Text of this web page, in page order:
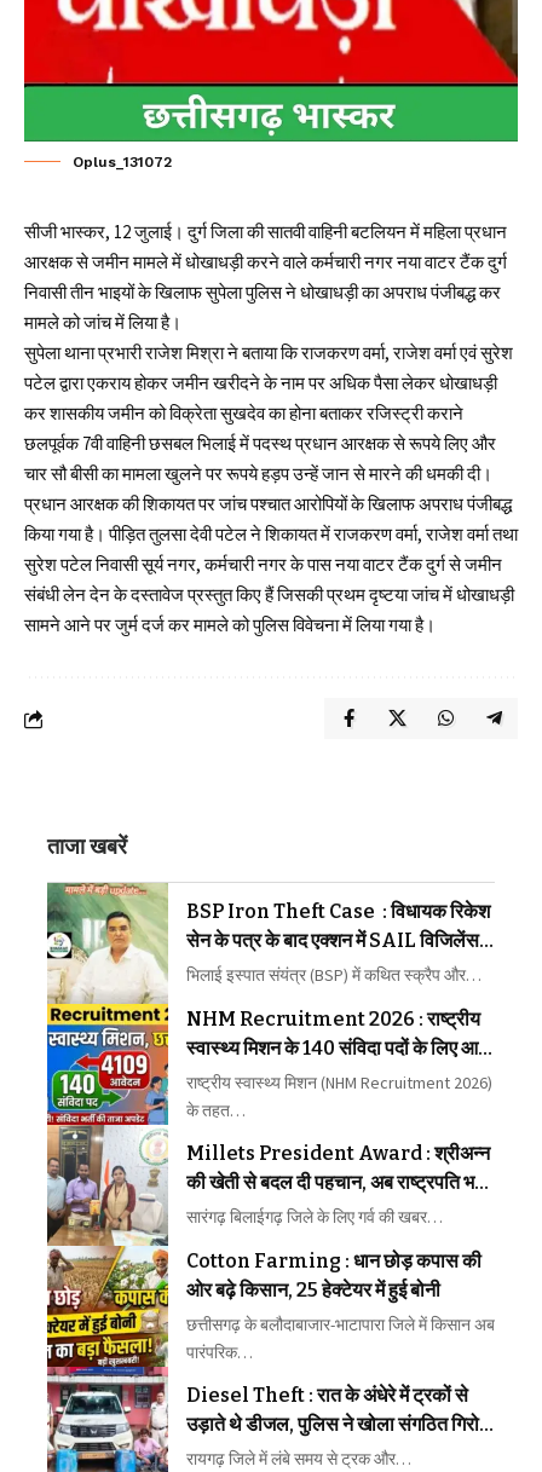
Oplus_131072
सीजी भास्कर, 12 जुलाई। दुर्ग जिला की सातवी वाहिनी बटलियन में महिला प्रधान
आरक्षक से जमीन मामले में धोखाधड़ी करने वाले कर्मचारी नगर नया वाटर टैंक दुर्ग
निवासी तीन भाइयों के खिलाफ सुपेला पुलिस ने धोखाधड़ी का अपराध पंजीबद्ध कर
मामले को जांच में लिया है।
सुपेला थाना प्रभारी राजेश मिश्रा ने बताया कि राजकरण वर्मा, राजेश वर्मा एवं सुरेश
पटेल द्वारा एकराय होकर जमीन खरीदने के नाम पर अधिक पैसा लेकर धोखाधड़ी
कर शासकीय जमीन को विक्रेता सुखदेव का होना बताकर रजिस्ट्री कराने
छलपूर्वक 7वी वाहिनी छसबल भिलाई में पदस्थ प्रधान आरक्षक से रूपये लिए और
चार सौ बीसी का मामला खुलने पर रूपये हड़प उन्हें जान से मारने की धमकी दी।
प्रधान आरक्षक की शिकायत पर जांच पश्चात आरोपियों के खिलाफ अपराध पंजीबद्ध
किया गया है। पीड़ित तुलसा देवी पटेल ने शिकायत में राजकरण वर्मा, राजेश वर्मा तथा
सुरेश पटेल निवासी सूर्य नगर, कर्मचारी नगर के पास नया वाटर टैंक दुर्ग से जमीन
संबंधी लेन देन के दस्तावेज प्रस्तुत किए हैं जिसकी प्रथम दृष्टया जांच में धोखाधड़ी
सामने आने पर जुर्म दर्ज कर मामले को पुलिस विवेचना में लिया गया है।
ताजा खबरें
BSP Iron Theft Case : विधायक रिकेश
सेन के पत्र के बाद एक्शन में SAIL विजिलेंस,
लोहा चोरी मामले में मांगे साक्ष्य
भिलाई इस्पात संयंत्र (BSP) में कथित स्क्रैप और…
NHM Recruitment 2026 : राष्ट्रीय
स्वास्थ्य मिशन के 140 संविदा पदों के लिए आए
4109 आवेदन
राष्ट्रीय स्वास्थ्य मिशन (NHM Recruitment 2026)
के तहत…
Millets President Award : श्रीअन्न
की खेती से बदल दी पहचान, अब राष्ट्रपति भवन
में होगा जिले के किसान का सम्मान
सारंगढ़ बिलाईगढ़ जिले के लिए गर्व की खबर…
Cotton Farming : धान छोड़ कपास की
ओर बढ़े किसान, 25 हेक्टेयर में हुई बोनी
छत्तीसगढ़ के बलौदाबाजार-भाटापारा जिले में किसान अब
पारंपरिक…
Diesel Theft : रात के अंधेरे में ट्रकों से
उड़ाते थे डीजल, पुलिस ने खोला संगठित गिरोह
का राज
रायगढ़ जिले में लंबे समय से ट्रक और…